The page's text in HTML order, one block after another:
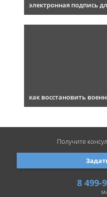
электронная подпись
как восстановить
8 499-
Получите